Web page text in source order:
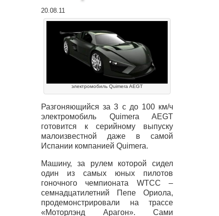
20.08.11
электромобиль Quimera AEGT
Разгоняющийся за 3 с до 100 км/ч
электромобиль Quimera AEGT
готовится к серийному выпуску
малоизвестной даже в самой
Испании компанией Quimera.
Машину, за рулем которой сидел
один из самых юных пилотов
гоночного чемпионата WTCC –
семнадцатилетний Пепе Ориола,
продемонстрировали на трассе
«Моторлэнд Арагон». Сами